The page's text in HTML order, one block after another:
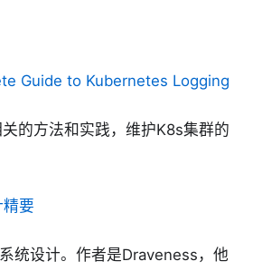
Guide to Kubernetes Logging
的方法和实践，维护K8s集群的
要
统设计。作者是Draveness，他